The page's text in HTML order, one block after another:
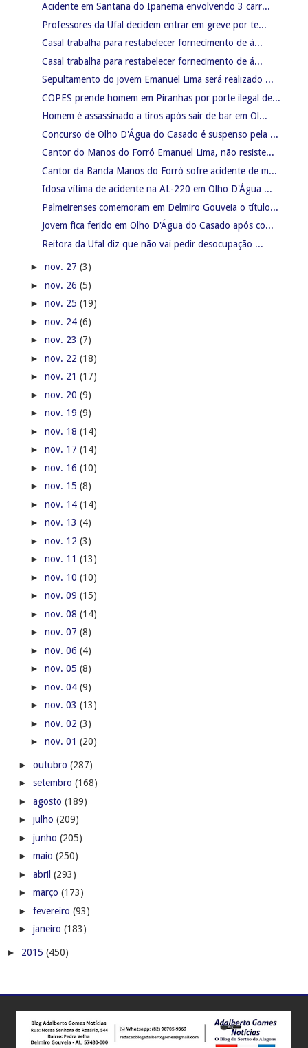
Acidente em Santana do Ipanema envolvendo 3 carr...
Professores da Ufal decidem entrar em greve por te...
Casal trabalha para restabelecer fornecimento de á...
Casal trabalha para restabelecer fornecimento de á...
Sepultamento do jovem Emanuel Lima será realizado ...
COPES prende homem em Piranhas por porte ilegal de...
Homem é assassinado a tiros após sair de bar em Ol...
Concurso de Olho D'Água do Casado é suspenso pela ...
Cantor do Manos do Forró Emanuel Lima, não resiste...
Cantor da Banda Manos do Forró sofre acidente de m...
Idosa vítima de acidente na AL-220 em Olho D'Água ...
Palmeirenses comemoram em Delmiro Gouveia o título...
Jovem fica ferido em Olho D'Água do Casado após co...
Reitora da Ufal diz que não vai pedir desocupação ...
► nov. 27 (3)
► nov. 26 (5)
► nov. 25 (19)
► nov. 24 (6)
► nov. 23 (7)
► nov. 22 (18)
► nov. 21 (17)
► nov. 20 (9)
► nov. 19 (9)
► nov. 18 (14)
► nov. 17 (14)
► nov. 16 (10)
► nov. 15 (8)
► nov. 14 (14)
► nov. 13 (4)
► nov. 12 (3)
► nov. 11 (13)
► nov. 10 (10)
► nov. 09 (15)
► nov. 08 (14)
► nov. 07 (8)
► nov. 06 (4)
► nov. 05 (8)
► nov. 04 (9)
► nov. 03 (13)
► nov. 02 (3)
► nov. 01 (20)
► outubro (287)
► setembro (168)
► agosto (189)
► julho (209)
► junho (205)
► maio (250)
► abril (293)
► março (173)
► fevereiro (93)
► janeiro (183)
► 2015 (450)